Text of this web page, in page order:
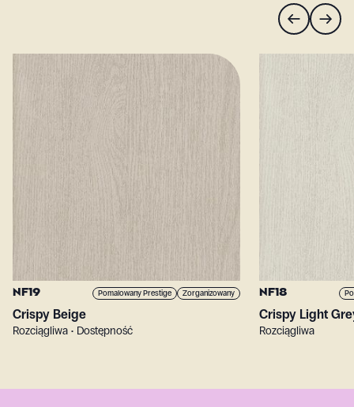
NF19 Pomalowany Prestige Zorganizowany
Crispy Beige
Rozciągliwa • Dostępność
NF18
Crispy Light
Rozciągliwa